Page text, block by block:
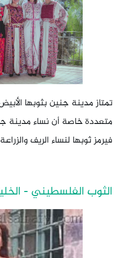
تمتاز مدينة جنين بثوبها
متعددة خاصة أن نساء مدينة
فيرمز ثوبها لنساء الريف
الثوب الفلسطيني -